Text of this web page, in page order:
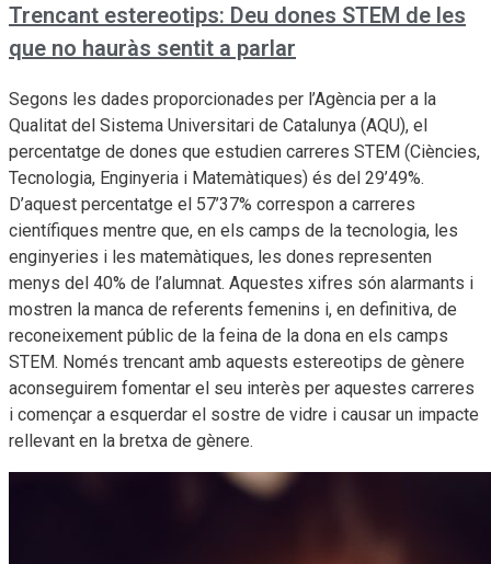
Trencant estereotips: Deu dones STEM de les
que no hauràs sentit a parlar
Segons les dades proporcionades per l’Agència per a la
Qualitat del Sistema Universitari de Catalunya (AQU), el
percentatge de dones que estudien carreres STEM (Ciències,
Tecnologia, Enginyeria i Matemàtiques) és del 29’49%.
D’aquest percentatge el 57’37% correspon a carreres
científiques mentre que, en els camps de la tecnologia, les
enginyeries i les matemàtiques, les dones representen
menys del 40% de l’alumnat. Aquestes xifres són alarmants i
mostren la manca de referents femenins i, en definitiva, de
reconeixement públic de la feina de la dona en els camps
STEM. Només trencant amb aquests estereotips de gènere
aconseguirem fomentar el seu interès per aquestes carreres
i començar a esquerdar el sostre de vidre i causar un impacte
rellevant en la bretxa de gènere.